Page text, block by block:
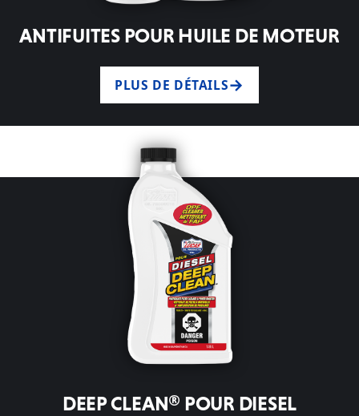
ANTIFUITES POUR HUILE DE MOTEUR
PLUS DE DÉTAILS
DEEP CLEAN® POUR DIESEL